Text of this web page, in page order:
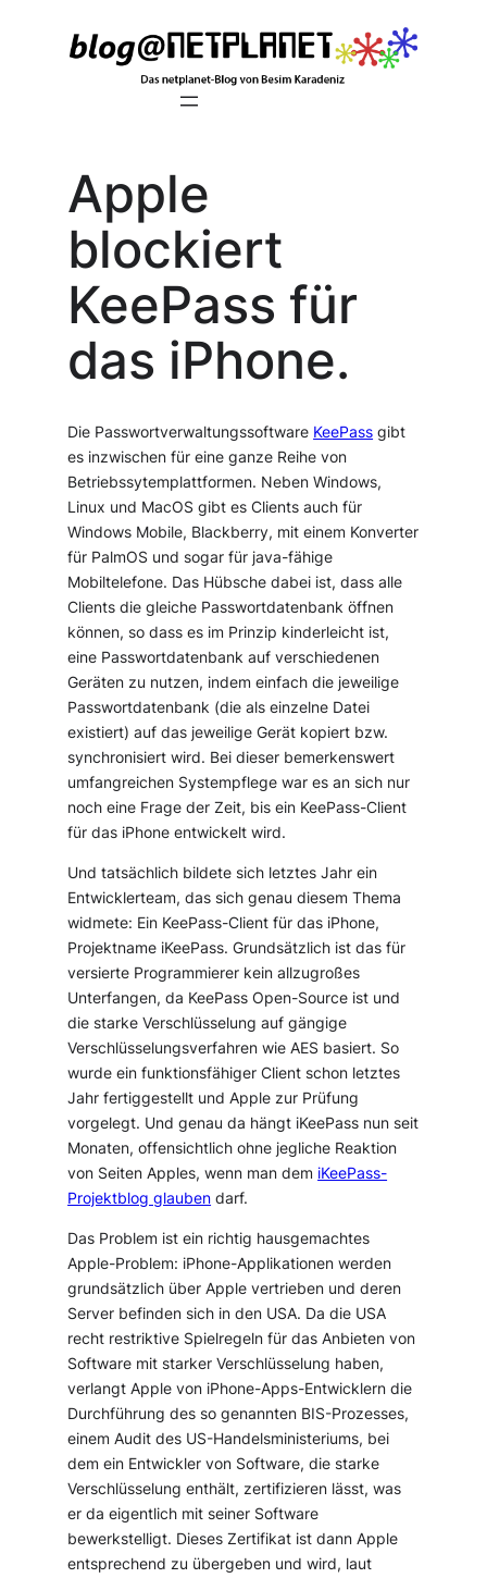
Apple
blockiert
KeePass für
das iPhone.
Die Passwortverwaltungssoftware KeePass gibt
es inzwischen für eine ganze Reihe von
Betriebssytemplattformen. Neben Windows,
Linux und MacOS gibt es Clients auch für
Windows Mobile, Blackberry, mit einem Konverter
für PalmOS und sogar für java-fähige
Mobiltelefone. Das Hübsche dabei ist, dass alle
Clients die gleiche Passwortdatenbank öffnen
können, so dass es im Prinzip kinderleicht ist,
eine Passwortdatenbank auf verschiedenen
Geräten zu nutzen, indem einfach die jeweilige
Passwortdatenbank (die als einzelne Datei
existiert) auf das jeweilige Gerät kopiert bzw.
synchronisiert wird. Bei dieser bemerkenswert
umfangreichen Systempflege war es an sich nur
noch eine Frage der Zeit, bis ein KeePass-Client
für das iPhone entwickelt wird.
Und tatsächlich bildete sich letztes Jahr ein
Entwicklerteam, das sich genau diesem Thema
widmete: Ein KeePass-Client für das iPhone,
Projektname iKeePass. Grundsätzlich ist das für
versierte Programmierer kein allzugroßes
Unterfangen, da KeePass Open-Source ist und
die starke Verschlüsselung auf gängige
Verschlüsselungsverfahren wie AES basiert. So
wurde ein funktionsfähiger Client schon letztes
Jahr fertiggestellt und Apple zur Prüfung
vorgelegt. Und genau da hängt iKeePass nun seit
Monaten, offensichtlich ohne jegliche Reaktion
von Seiten Apples, wenn man dem iKeePass-
Projektblog glauben darf.
Das Problem ist ein richtig hausgemachtes
Apple-Problem: iPhone-Applikationen werden
grundsätzlich über Apple vertrieben und deren
Server befinden sich in den USA. Da die USA
recht restriktive Spielregeln für das Anbieten von
Software mit starker Verschlüsselung haben,
verlangt Apple von iPhone-Apps-Entwicklern die
Durchführung des so genannten BIS-Prozesses,
einem Audit des US-Handelsministeriums, bei
dem ein Entwickler von Software, die starke
Verschlüsselung enthält, zertifizieren lässt, was
er da eigentlich mit seiner Software
bewerkstelligt. Dieses Zertifikat ist dann Apple
entsprechend zu übergeben und wird, laut